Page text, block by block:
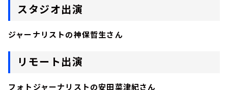
スタジオ出演
ジャーナリストの神保哲生さん
リモート出演
フォトジャーナリストの安田菜津紀さん